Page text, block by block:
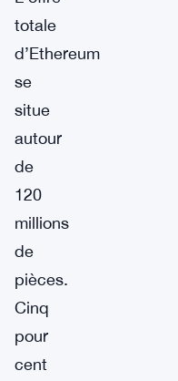
totale
d’Ethereum
se
situe
autour
de
120
millions
de
pièces.
Cinq
pour
cent